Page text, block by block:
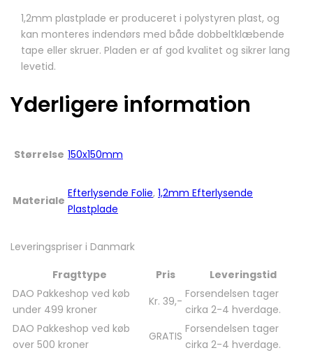
1,2mm plastplade er produceret i polystyren plast, og
kan monteres indendørs med både dobbeltklæbende
tape eller skruer. Pladen er af god kvalitet og sikrer lang
levetid.
Yderligere information
Størrelse 150x150mm
Materiale
Efterlysende Folie, 1,2mm Efterlysende
Plastplade
Leveringspriser i Danmark
Fragttype
Pris
Leveringstid
DAO Pakkeshop ved køb
under 499 kroner
Kr. 39,-
Forsendelsen tager
cirka 2-4 hverdage.
DAO Pakkeshop ved køb
over 500 kroner
GRATIS
Forsendelsen tager
cirka 2-4 hverdage.